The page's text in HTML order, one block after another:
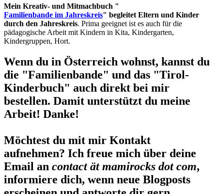
Mein Kreativ- und Mitmachbuch "
Familienbande im Jahreskreis" begleitet Eltern und Kinder
durch den Jahreskreis. Prima geeignet ist es auch für die
pädagogische Arbeit mit Kindern in Kita, Kindergarten,
Kindergruppen, Hort.
Wenn du in Österreich wohnst, kannst du
die "Familienbande" und das "Tirol-
Kinderbuch" auch direkt bei mir
bestellen. Damit unterstützt du meine
Arbeit! Danke!
Möchtest du mit mir Kontakt
aufnehmen? Ich freue mich über deine
Email an contact ät mamirocks dot com,
informiere dich, wenn neue Blogposts